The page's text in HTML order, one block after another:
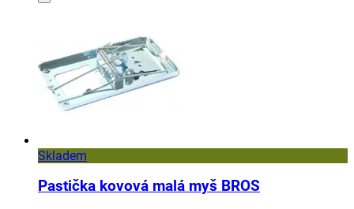
Skladem
Pastička kovová malá myš BROS